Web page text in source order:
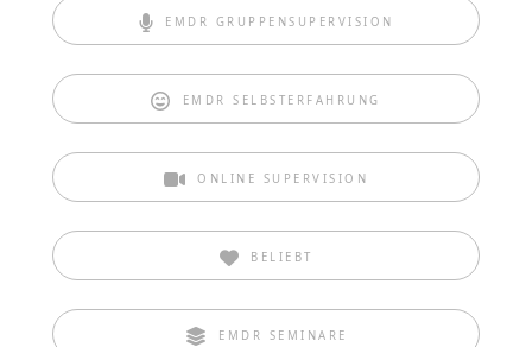
EMDR GRUPPENSUPERVISION
EMDR SELBSTERFAHRUNG
ONLINE SUPERVISION
BELIEBT
EMDR SEMINARE